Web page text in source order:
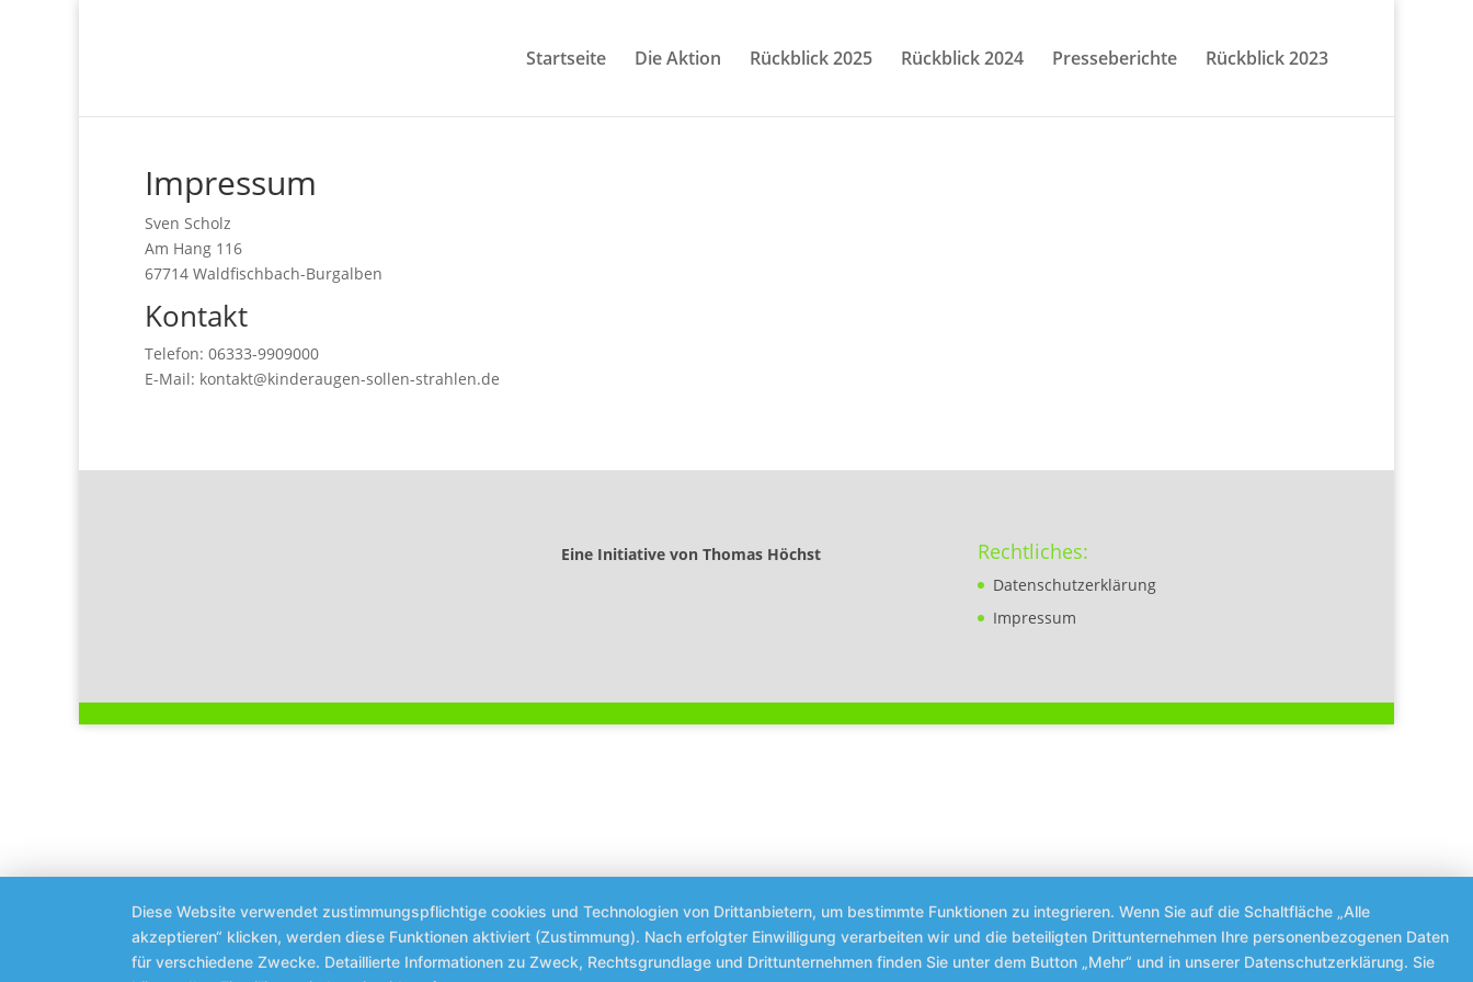
Startseite Die Aktion Rückblick 2025 Rückblick 2024 Presseberichte Rückblick 2023
Impressum
Sven Scholz
Am Hang 116
67714 Waldfischbach-Burgalben
Kontakt
Telefon: 06333-9909000
E-Mail: kontakt@kinderaugen-sollen-strahlen.de
Eine Initiative von Thomas Höchst Rechtliches:
Datenschutzerklärung
Impressum
Diese Website verwendet zustimmungspflichtige cookies und Technologien von Drittanbietern, um bestimmte Funktionen zu integrieren. Wenn Sie auf die Schaltfläche „Alle
akzeptieren“ klicken, werden diese Funktionen aktiviert (Zustimmung). Nach erfolgter Einwilligung verarbeiten wir und die beteiligten Drittunternehmen Ihre personenbezogenen Daten
für verschiedene Zwecke. Detaillierte Informationen zu Zweck, Rechtsgrundlage und Drittunternehmen finden Sie unter dem Button „Mehr“ und in unserer Datenschutzerklärung. Sie